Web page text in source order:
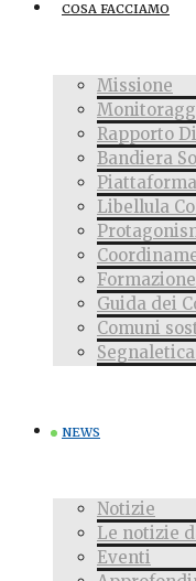
COSA FACCIAMO
Missione
Rapporto
Bandiera
Libellula
Formazione
Guida dei
Comuni
NEWS
Notizie
Le notizie
Eventi